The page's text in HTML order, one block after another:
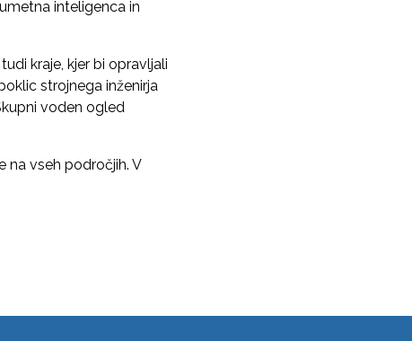
inteligenca in
kraje, kjer bi opravljali
strojnega inženirja
voden ogled
na vseh področjih. V